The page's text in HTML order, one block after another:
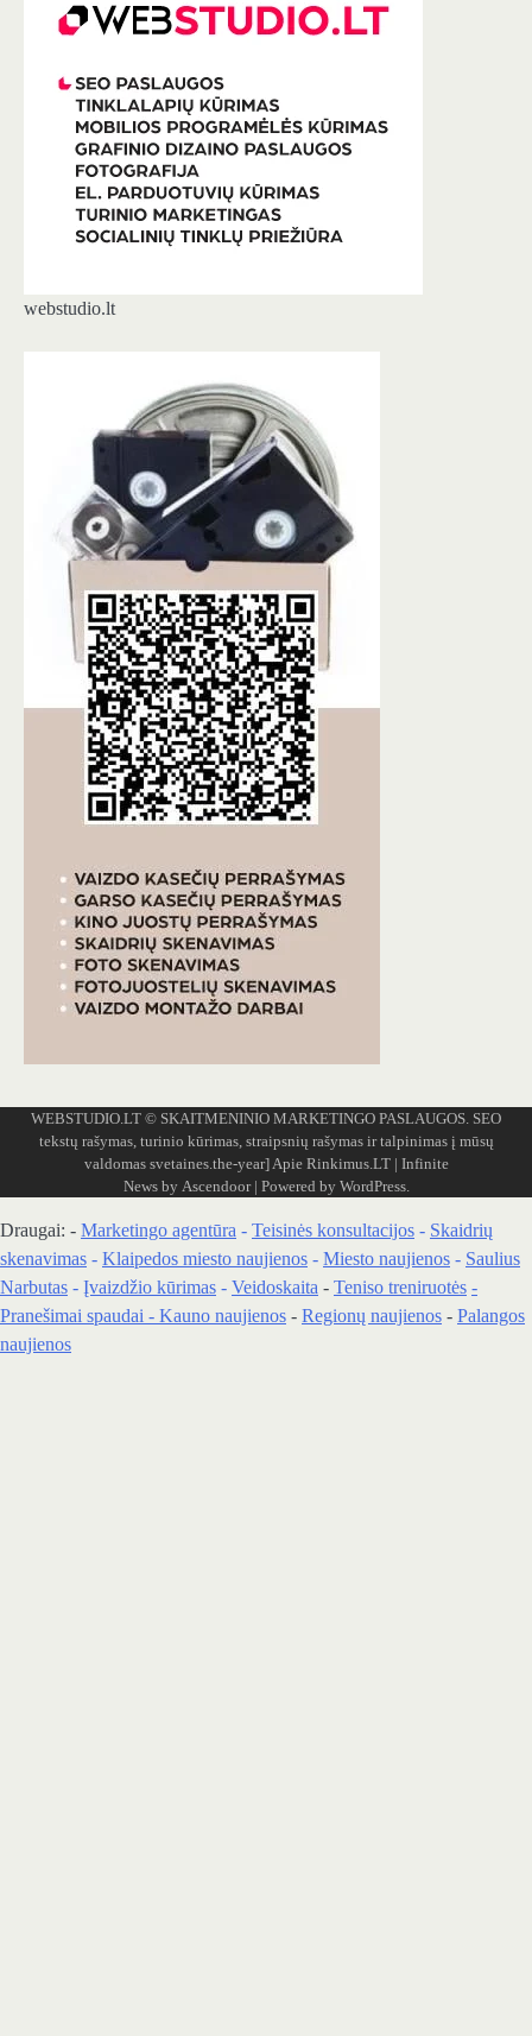
webstudio.lt
WEBSTUDIO.LT © SKAITMENINIO MARKETINGO PASLAUGOS. SEO
tekstų rašymas, turinio kūrimas, straipsnių rašymas ir talpinimas į mūsų
valdomas svetaines.the-year]Apie Rinkimus.LT| Infinite
News by Ascendoor| Powered by WordPress.
Draugai: - Marketingo agentūra - Teisinės konsultacijos - Skaidrių
skenavimas - Klaipedos miesto naujienos - Miesto naujienos - Saulius
Narbutas - Įvaizdžio kūrimas - Veidoskaita - Teniso treniruotės -
Pranešimai spaudai - Kauno naujienos - Regionų naujienos - Palangos
naujienos